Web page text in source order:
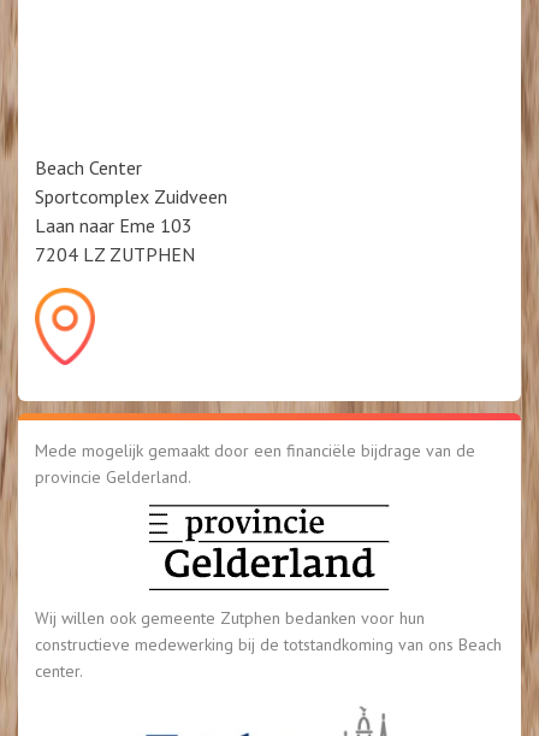
Beach Center
Sportcomplex Zuidveen
Laan naar Eme 103
7204 LZ ZUTPHEN
Mede mogelijk gemaakt door een financiële bijdrage van de
provincie Gelderland.
Wij willen ook gemeente Zutphen bedanken voor hun
constructieve medewerking bij de totstandkoming van ons Beach
center.